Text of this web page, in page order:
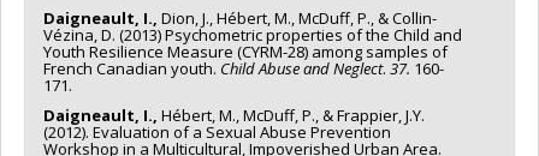
Daigneault, I., Dion, J., Hébert, M., McDuff, P., & Collin-
Vézina, D. (2013) Psychometric properties of the Child and
Youth Resilience Measure (CYRM-28) among samples of
French Canadian youth. Child Abuse and Neglect. 37. 160-
171.
Daigneault, I., Hébert, M., McDuff, P., & Frappier, J.Y.
(2012). Evaluation of a Sexual Abuse Prevention
Workshop in a Multicultural, Impoverished Urban Area.